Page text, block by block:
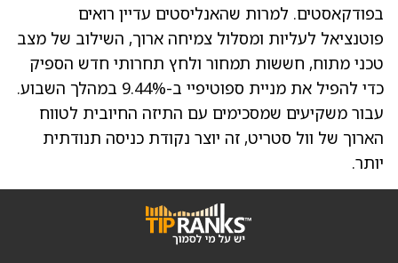
בפודקאסטים. למרות שהאנליסטים עדיין רואים
פוטנציאל לעליות ומסלול צמיחה ארוך, השילוב של מצב
טכני מתוח, חששות תמחור ולחץ תחרותי חדש הספיק
כדי להפיל את מניית ספוטיפיי ב-9.44% במהלך השבוע.
עבור משקיעים שמסכימים עם התיזה החיובית לטווח
הארוך של וול סטריט, זה יוצר נקודת כניסה תנודתית
יותר.